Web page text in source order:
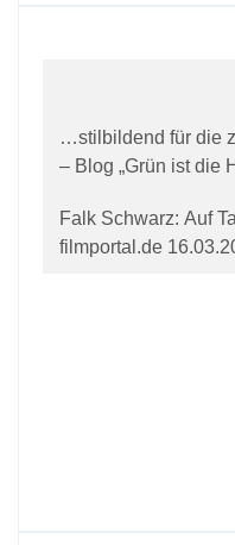
…stilbildend für die
– Blog „Grün ist die
Falk Schwarz: Auf
filmportal.de